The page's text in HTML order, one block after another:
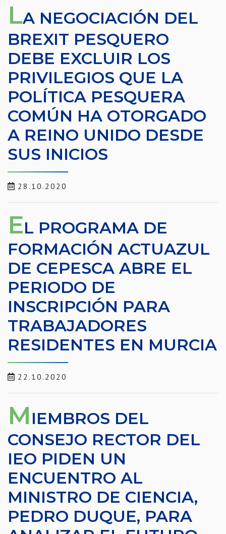
LA NEGOCIACIÓN DEL
BREXIT PESQUERO
DEBE EXCLUIR LOS
PRIVILEGIOS QUE LA
POLÍTICA PESQUERA
COMÚN HA OTORGADO
A REINO UNIDO DESDE
SUS INICIOS
28.10.2020
EL PROGRAMA DE
FORMACIÓN ACTUAZUL
DE CEPESCA ABRE EL
PERIODO DE
INSCRIPCIÓN PARA
TRABAJADORES
RESIDENTES EN MURCIA
22.10.2020
M IEMBROS DEL
CONSEJO RECTOR DEL
IEO PIDEN UN
ENCUENTRO AL
MINISTRO DE CIENCIA,
PEDRO DUQUE, PARA